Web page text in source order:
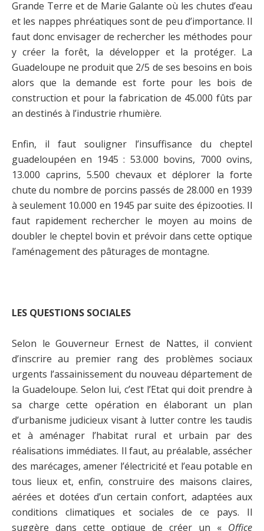
Grande Terre et de Marie Galante où les chutes d’eau
et les nappes phréatiques sont de peu d’importance. Il
faut donc envisager de rechercher les méthodes pour
y créer la forêt, la développer et la protéger. La
Guadeloupe ne produit que 2/5 de ses besoins en bois
alors que la demande est forte pour les bois de
construction et pour la fabrication de 45.000 fûts par
an destinés à l’industrie rhumière.
Enfin, il faut souligner l’insuffisance du cheptel
guadeloupéen en 1945 : 53.000 bovins, 7000 ovins,
13.000 caprins, 5.500 chevaux et déplorer la forte
chute du nombre de porcins passés de 28.000 en 1939
à seulement 10.000 en 1945 par suite des épizooties. Il
faut rapidement rechercher le moyen au moins de
doubler le cheptel bovin et prévoir dans cette optique
l’aménagement des pâturages de montagne.
LES QUESTIONS SOCIALES
Selon le Gouverneur Ernest de Nattes, il convient
d’inscrire au premier rang des problèmes sociaux
urgents l’assainissement du nouveau département de
la Guadeloupe. Selon lui, c’est l’Etat qui doit prendre à
sa charge cette opération en élaborant un plan
d’urbanisme judicieux visant à lutter contre les taudis
et à aménager l’habitat rural et urbain par des
réalisations immédiates. Il faut, au préalable, assécher
des marécages, amener l’électricité et l’eau potable en
tous lieux et, enfin, construire des maisons claires,
aérées et dotées d’un certain confort, adaptées aux
conditions climatiques et sociales de ce pays. Il
suggère dans cette optique de créer un « Office